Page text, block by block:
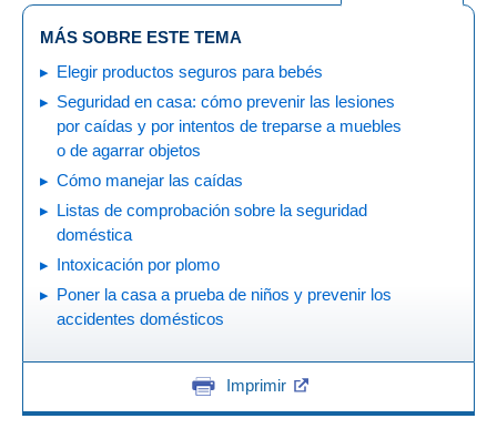
MÁS SOBRE ESTE TEMA
Elegir productos seguros para bebés
Seguridad en casa: cómo prevenir las lesiones
por caídas y por intentos de treparse a muebles
o de agarrar objetos
Cómo manejar las caídas
Listas de comprobación sobre la seguridad
doméstica
Intoxicación por plomo
Poner la casa a prueba de niños y prevenir los
accidentes domésticos
Imprimir